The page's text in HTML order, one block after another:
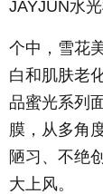
JAYJUN水
个中，雪花
白和肌肤老
品蜜光系列
膜，从多角
陋习、不绝
大上风。